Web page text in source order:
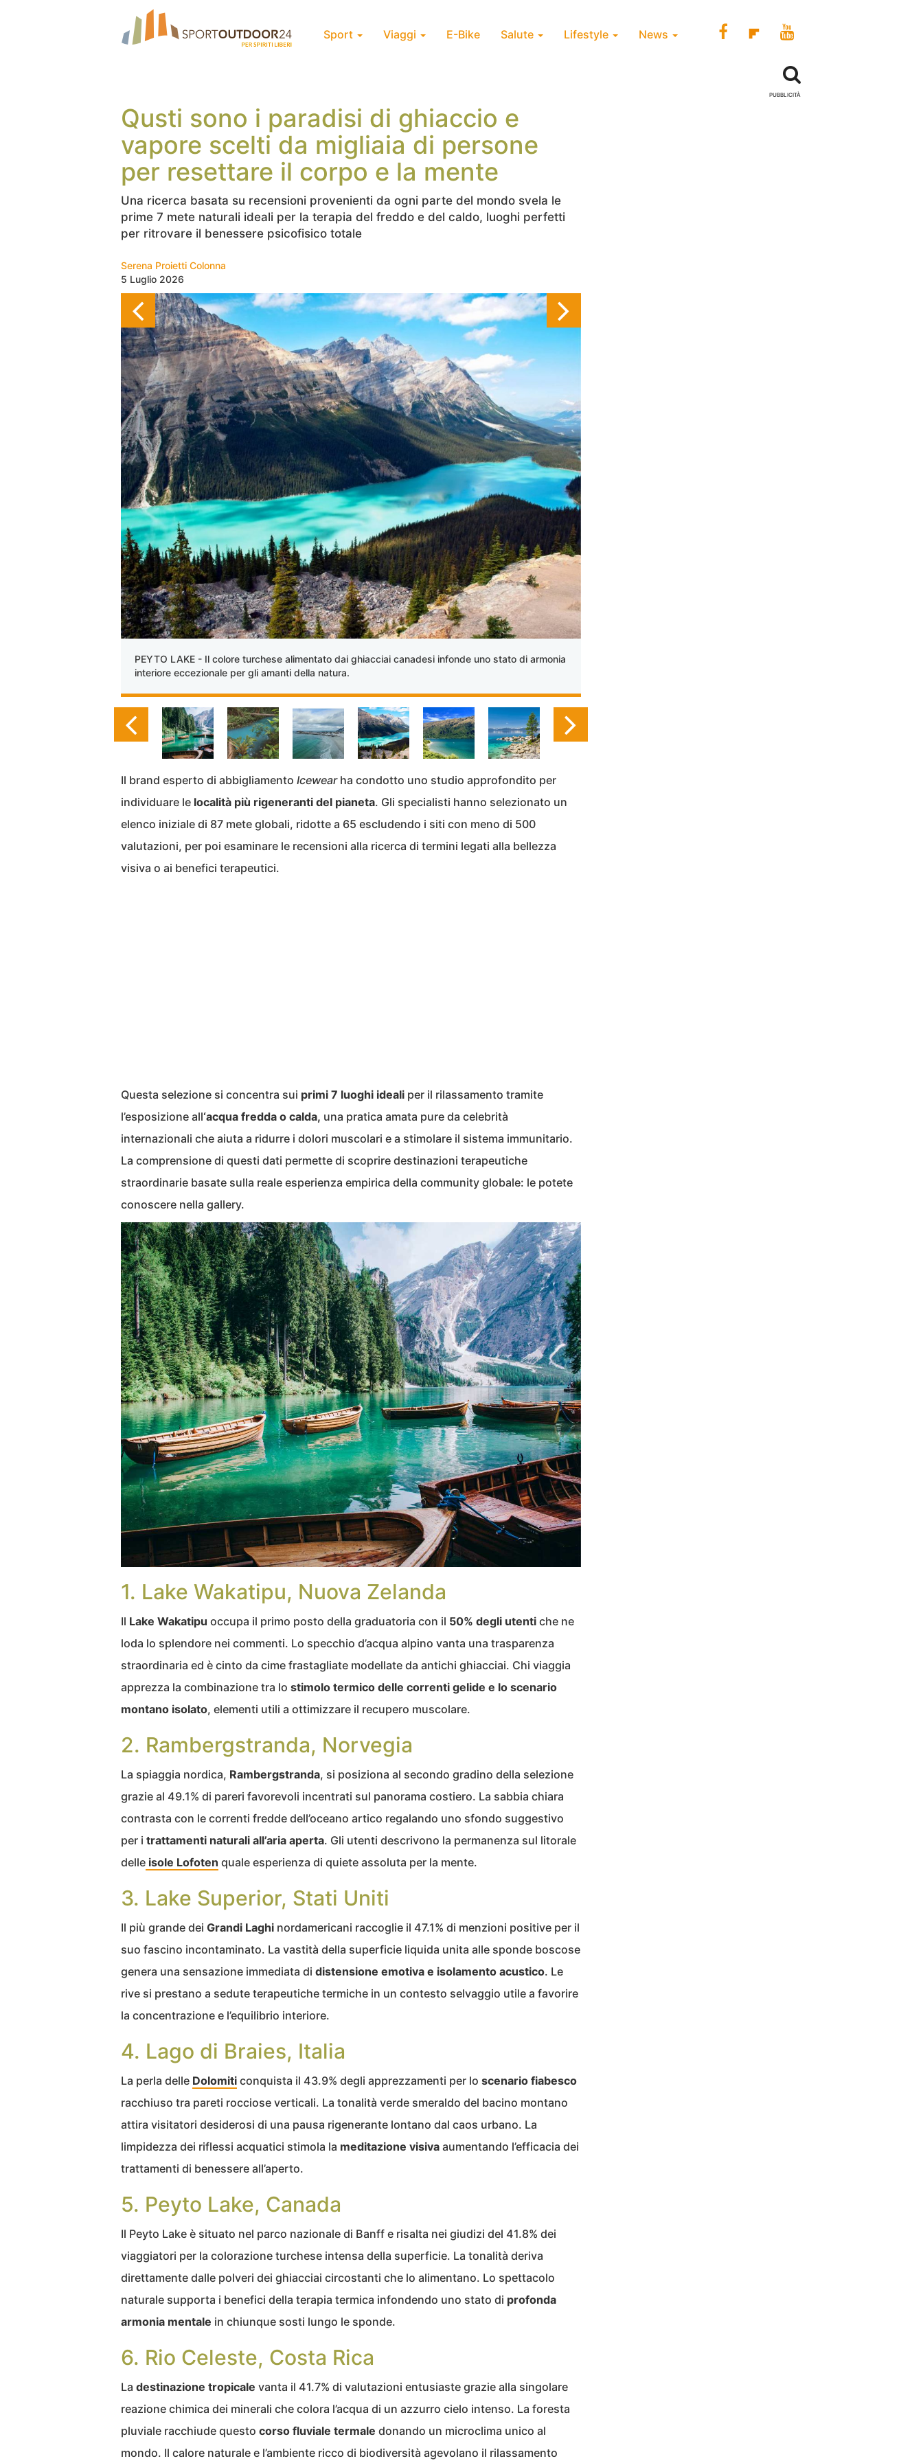
Sport Viaggi E-Bike Salute Lifestyle News
Qusti sono i paradisi di ghiaccio e
vapore scelti da migliaia di persone
per resettare il corpo e la mente
Una ricerca basata su recensioni provenienti da ogni parte del mondo svela le
prime 7 mete naturali ideali per la terapia del freddo e del caldo, luoghi perfetti
per ritrovare il benessere psicofisico totale
Serena Proietti Colonna
5 Luglio 2026
PEYTO LAKE - Il colore turchese alimentato dai ghiacciai canadesi infonde uno stato di armonia
interiore eccezionale per gli amanti della natura.
Il brand esperto di abbigliamento Icewearha condotto uno studio approfondito per
individuare le località più rigeneranti del pianeta. Gli specialisti hanno selezionato un
elenco iniziale di 87 mete globali, ridotte a 65 escludendo i siti con meno di 500
valutazioni, per poi esaminare le recensioni alla ricerca di termini legati alla bellezza
visiva o ai benefici terapeutici.
Questa selezione si concentra sui primi 7 luoghi ideali per il rilassamento tramite
l’esposizione all‘acqua fredda o calda, una pratica amata pure da celebrità
internazionali che aiuta a ridurre i dolori muscolari e a stimolare il sistema immunitario.
La comprensione di questi dati permette di scoprire destinazioni terapeutiche
straordinarie basate sulla reale esperienza empirica della community globale: le potete
conoscere nella gallery.
1. Lake Wakatipu, Nuova Zelanda
Il Lake Wakatipu occupa il primo posto della graduatoria con il 50% degli utenti che ne
loda lo splendore nei commenti. Lo specchio d’acqua alpino vanta una trasparenza
straordinaria ed è cinto da cime frastagliate modellate da antichi ghiacciai. Chi viaggia
apprezza la combinazione tra lo stimolo termico delle correnti gelide e lo scenario
montano isolato, elementi utili a ottimizzare il recupero muscolare.
2. Rambergstranda, Norvegia
La spiaggia nordica, Rambergstranda, si posiziona al secondo gradino della selezione
grazie al 49.1% di pareri favorevoli incentrati sul panorama costiero. La sabbia chiara
contrasta con le correnti fredde dell’oceano artico regalando uno sfondo suggestivo
per i trattamenti naturali all’aria aperta. Gli utenti descrivono la permanenza sul litorale
delle isole Lofoten quale esperienza di quiete assoluta per la mente.
3. Lake Superior, Stati Uniti
Il più grande dei Grandi Laghi nordamericani raccoglie il 47.1% di menzioni positive per il
suo fascino incontaminato. La vastità della superficie liquida unita alle sponde boscose
genera una sensazione immediata di distensione emotiva e isolamento acustico. Le
rive si prestano a sedute terapeutiche termiche in un contesto selvaggio utile a favorire
la concentrazione e l’equilibrio interiore.
4. Lago di Braies, Italia
La perla delle Dolomiti conquista il 43.9% degli apprezzamenti per lo scenario fiabesco
racchiuso tra pareti rocciose verticali. La tonalità verde smeraldo del bacino montano
attira visitatori desiderosi di una pausa rigenerante lontano dal caos urbano. La
limpidezza dei riflessi acquatici stimola la meditazione visiva aumentando l’efficacia dei
trattamenti di benessere all’aperto.
5. Peyto Lake, Canada
Il Peyto Lake è situato nel parco nazionale di Banff e risalta nei giudizi del 41.8% dei
viaggiatori per la colorazione turchese intensa della superficie. La tonalità deriva
direttamente dalle polveri dei ghiacciai circostanti che lo alimentano. Lo spettacolo
naturale supporta i benefici della terapia termica infondendo uno stato di profonda
armonia mentale in chiunque sosti lungo le sponde.
6. Rio Celeste, Costa Rica
La destinazione tropicale vanta il 41.7% di valutazioni entusiaste grazie alla singolare
reazione chimica dei minerali che colora l’acqua di un azzurro cielo intenso. La foresta
pluviale racchiude questo corso fluviale termale donando un microclima unico al
mondo. Il calore naturale e l’ambiente ricco di biodiversità agevolano il rilassamento
PUBBLICITÀ